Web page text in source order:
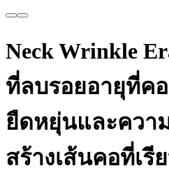
Neck Wrinkle
ที่ลบรอยอายุที่ค
ยืดหยุ่นและควา
สร้างเส้นคอที่เรี